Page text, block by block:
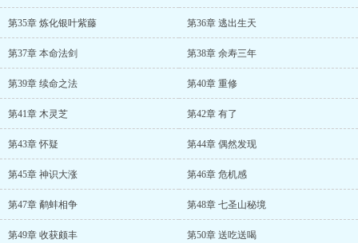
第35章 炼化银叶紫藤 第36章 逃出生天
第37章 本命法剑 第38章 余寿三年
第39章 续命之法 第40章 重修
第41章 木灵芝 第42章 有了
第43章 怀疑 第44章 偶然发现
第45章 神识大涨 第46章 危机感
第47章 鹬蚌相争 第48章 七圣山秘境
第49章 收获颇丰 第50章 送吃送喝